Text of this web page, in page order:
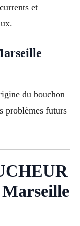
et
du bouchon
problèmes futurs